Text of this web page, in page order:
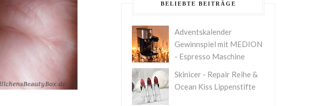
BELIEBTE BEITRÄGE
Adventskalender
Gewinnspiel mit MEDION
- Espresso Maschine
Skinicer - Repair Reihe &
Ocean Kiss Lippenstifte